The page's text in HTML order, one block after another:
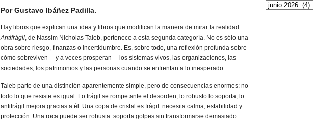
Por Gustavo Ibáñez Padilla.
Hay libros que explican una idea y libros que modifican la manera de mirar la realidad.
Antifrágil, de Nassim Nicholas Taleb, pertenece a esta segunda categoría. No es sólo una
obra sobre riesgo, finanzas o incertidumbre. Es, sobre todo, una reflexión profunda sobre
cómo sobreviven —y a veces prosperan— los sistemas vivos, las organizaciones, las
sociedades, los patrimonios y las personas cuando se enfrentan a lo inesperado.
Taleb parte de una distinción aparentemente simple, pero de consecuencias enormes: no
todo lo que resiste es igual. Lo frágil se rompe ante el desorden; lo robusto lo soporta; lo
antifrágil mejora gracias a él. Una copa de cristal es frágil: necesita calma, estabilidad y
protección. Una roca puede ser robusta: soporta golpes sin transformarse demasiado.
Historial